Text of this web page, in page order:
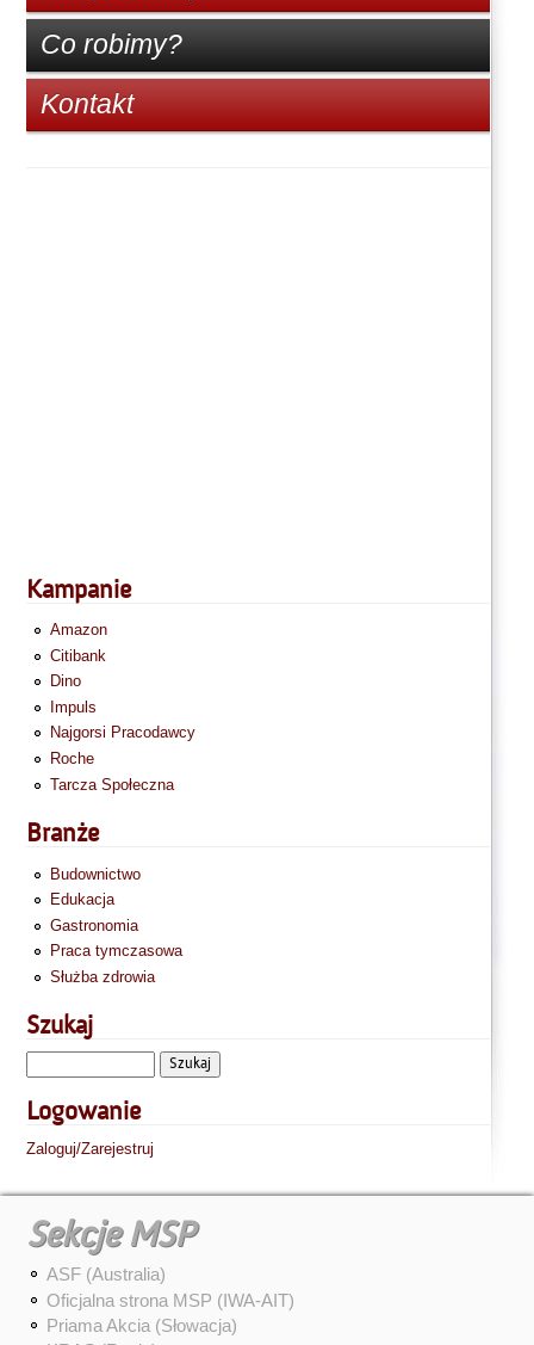
Co robimy?
Kontakt
Kampanie
Amazon
Citibank
Dino
Impuls
Najgorsi Pracodawcy
Roche
Tarcza Społeczna
Branże
Budownictwo
Edukacja
Gastronomia
Praca tymczasowa
Służba zdrowia
Szukaj
Logowanie
Zaloguj/Zarejestruj
Sekcje MSP
ASF (Australia)
Oficjalna strona MSP (IWA-AIT)
Priama Akcia (Słowacja)